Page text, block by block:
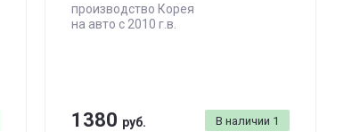
производство Корея
на авто с 2010 г.в.
В наличии 1
1380 руб.